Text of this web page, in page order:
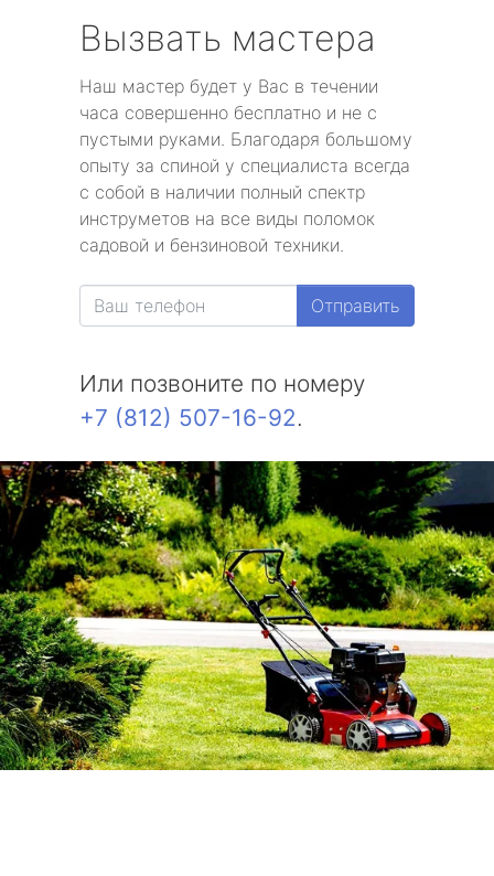
Вызвать мастера
Наш мастер будет у Вас в течении
часа совершенно бесплатно и не с
пустыми руками. Благодаря большому
опыту за спиной у специалиста всегда
с собой в наличии полный спектр
инструметов на все виды поломок
садовой и бензиновой техники.
Отправить
Или позвоните по номеру
+7 (812) 507-16-92.